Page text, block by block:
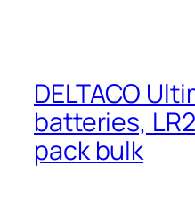
DELTACO
batteries,
pack bulk